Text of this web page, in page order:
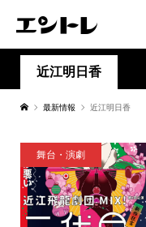
近江明日香
最新情報 近江明日香
舞台・演劇